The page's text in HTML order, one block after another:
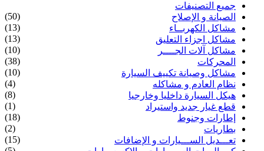
جميع التصنيفات
الصيانة و الإصلاح
(50)
مشاكل الكهربــاء
(13)
مشاكل اجزاء التعليق
(13)
مشاكل آلات الجــــر
(10)
المحركات
(38)
مشاكل وصيانة تكييف السيارة
(10)
نظام العادم و مشاكله
(4)
هيكل السيارة داخليا وخارجيا
(8)
قطع غيار جديد واستيراد
(1)
إطارات وجنوط
(18)
بطاريات
(2)
تعـــديل الســـيارات و الإضافات
(15)